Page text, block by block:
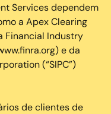
Services dependem
a Apex Clearing
Financial Industry
e da
(“SIPC”)
de clientes de